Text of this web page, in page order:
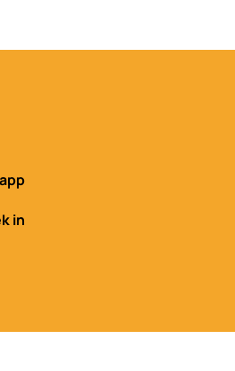
in